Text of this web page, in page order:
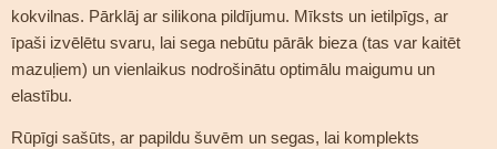
kokvilnas. Pārklāj ar silikona pildījumu. Mīksts un ietilpīgs, ar
īpaši izvēlētu svaru, lai sega nebūtu pārāk bieza (tas var kaitēt
mazuļiem) un vienlaikus nodrošinātu optimālu maigumu un
elastību.
Rūpīgi sašūts, ar papildu šuvēm un segas, lai komplekts